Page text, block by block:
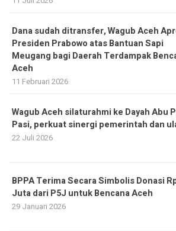
Dana sudah ditransfer, Wagub Aceh
Presiden Prabowo atas Bantuan Sapi
Meugang bagi Daerah Terdampak
Aceh ‎
11 Februari 2026
Wagub Aceh silaturahmi ke Dayah Abu
Pasi, perkuat sinergi pemerintah dan
22 Juli 2026
BPPA Terima Secara Simbolis Donasi
Juta dari P5J untuk Bencana Aceh
29 Januari 2026